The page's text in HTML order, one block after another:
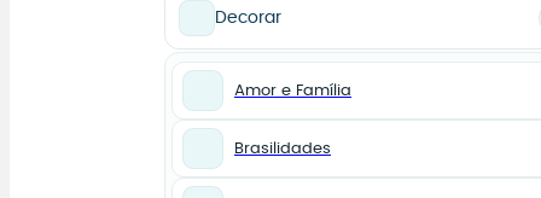
Decorar
Amor e Família
Brasilidades